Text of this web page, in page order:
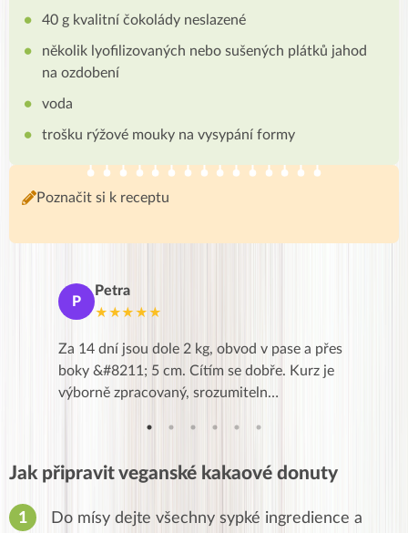
40 g kvalitní čokolády neslazené
několik lyofilizovaných nebo sušených plátků jahod
na ozdobení
voda
trošku rýžové mouky na vysypání formy
Poznačit si k receptu
P
Petra
★★★★★
Za 14 dní jsou dole 2 kg, obvod v pase a přes
boky &#8211; 5 cm. Cítím se dobře. Kurz je
výborně zpracovaný, srozumiteln…
Jak připravit veganské kakaové donuty
Do mísy dejte všechny sypké ingredience a